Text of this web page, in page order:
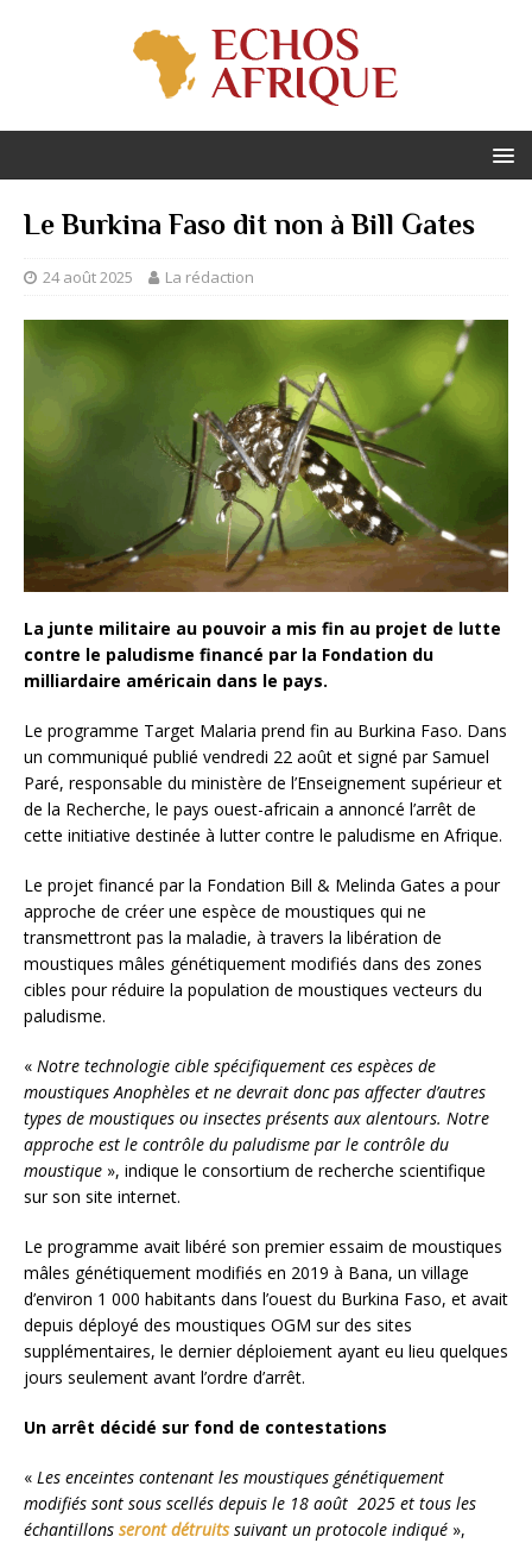
Le Burkina Faso dit non à Bill Gates
24 août 2025 La rédaction
La junte militaire au pouvoir a mis fin au projet de lutte
contre le paludisme financé par la Fondation du
milliardaire américain dans le pays.
Le programme Target Malaria prend fin au Burkina Faso. Dans
un communiqué publié vendredi 22 août et signé par Samuel
Paré, responsable du ministère de l’Enseignement supérieur et
de la Recherche, le pays ouest-africain a annoncé l’arrêt de
cette initiative destinée à lutter contre le paludisme en Afrique.
Le projet financé par la Fondation Bill & Melinda Gates a pour
approche de créer une espèce de moustiques qui ne
transmettront pas la maladie, à travers la libération de
moustiques mâles génétiquement modifiés dans des zones
cibles pour réduire la population de moustiques vecteurs du
paludisme.
« Notre technologie cible spécifiquement ces espèces de
moustiques Anophèles et ne devrait donc pas affecter d’autres
types de moustiques ou insectes présents aux alentours. Notre
approche est le contrôle du paludisme par le contrôle du
moustique », indique le consortium de recherche scientifique
sur son site internet.
Le programme avait libéré son premier essaim de moustiques
mâles génétiquement modifiés en 2019 à Bana, un village
d’environ 1 000 habitants dans l’ouest du Burkina Faso, et avait
depuis déployé des moustiques OGM sur des sites
supplémentaires, le dernier déploiement ayant eu lieu quelques
jours seulement avant l’ordre d’arrêt.
Un arrêt décidé sur fond de contestations
« Les enceintes contenant les moustiques génétiquement
modifiés sont sous scellés depuis le 18 août 2025 et tous les
échantillons seront détruitssuivant un protocole indiqué »,